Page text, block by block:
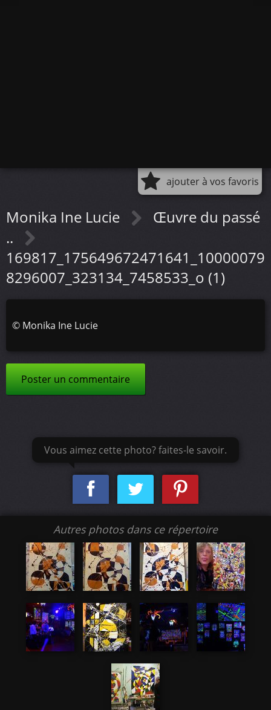
ajouter à vos favoris
Monika Ine Lucie
Œuvre du passé
..
169817_175649672471641_10000079
8296007_323134_7458533_o (1)
© Monika Ine Lucie
Poster un commentaire
Vous aimez cette photo? faites-le savoir.
Autres photos dans ce répertoire